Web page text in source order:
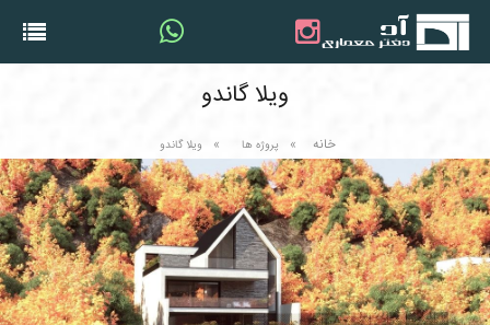
ویلا گاندو
خانه پروژه ها ویلا گاندو